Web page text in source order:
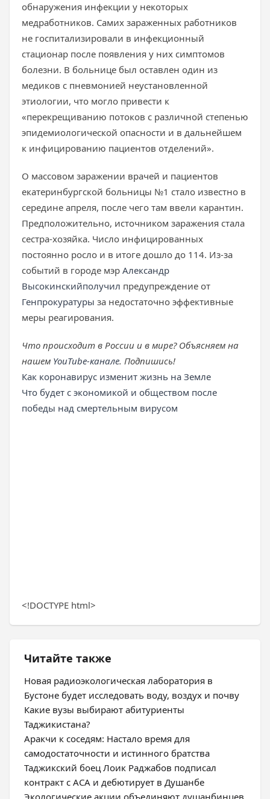
обнаружения инфекции у некоторых
медработников. Самих зараженных работников
не госпитализировали в инфекционный
стационар после появления у них симптомов
болезни. В больнице был оставлен один из
медиков с пневмонией неустановленной
этиологии, что могло привести к
«перекрещиванию потоков с различной степенью
эпидемиологической опасности и в дальнейшем
к инфицированию пациентов отделений».
О массовом заражении врачей и пациентов
екатеринбургской больницы №1 стало известно в
середине апреля, после чего там ввели карантин.
Предположительно, источником заражения стала
сестра-хозяйка. Число инфицированных
постоянно росло и в итоге дошло до 114. Из-за
событий в городе мэр Александр
Высокинскийполучил предупреждение от
Генпрокуратуры за недостаточно эффективные
меры реагирования.
Что происходит в России и в мире? Объясняем на
нашем YouTube-канале. Подпишись!
Как коронавирус изменит жизнь на Земле
Что будет с экономикой и обществом после
победы над смертельным вирусом
<!DOCTYPE html>
Читайте также
Новая радиоэкологическая лаборатория в
Бустоне будет исследовать воду, воздух и почву
Какие вузы выбирают абитуриенты
Таджикистана?
Аракчи к соседям: Настало время для
самодостаточности и истинного братства
Таджикский боец Лоик Раджабов подписал
контракт с ACA и дебютирует в Душанбе
Экологические акции объединяют душанбинцев